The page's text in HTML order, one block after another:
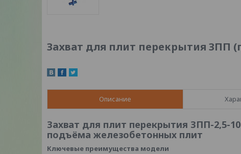
Захват для плит перекрытия ЗПП
Описание
Захват для плит перекрытия ЗПП-2,5-
подъёма железобетонных плит
Ключевые преимущества модели